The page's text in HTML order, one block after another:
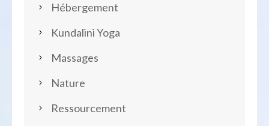
Hébergement
Kundalini Yoga
Massages
Nature
Ressourcement